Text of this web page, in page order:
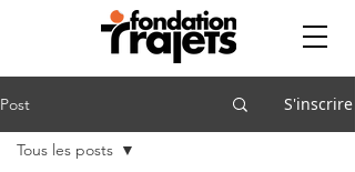
Post S'inscrire
Tous les posts